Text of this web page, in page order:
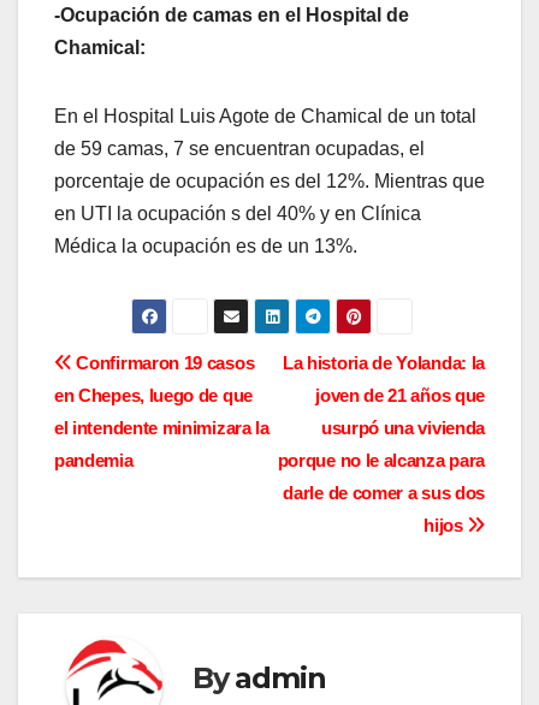
-Ocupación de camas en el Hospital de
Chamical:
En el Hospital Luis Agote de Chamical de un total
de 59 camas, 7 se encuentran ocupadas, el
porcentaje de ocupación es del 12%. Mientras que
en UTI la ocupación s del 40% y en Clínica
Médica la ocupación es de un 13%.
N
a
v
g
c
La historia de Yolanda: la
joven de 21 años que
usurpó una vivienda
porque no le alcanza para
darle de comer a sus dos
hijos
Confirmaron 19 casos
en Chepes, luego de que
el intendente minimizara la
pandemia
Byadmin